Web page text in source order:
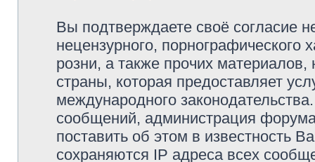
Вы подтверждаете своё согласие
нецензурного, порнографического
розни, а также прочих
страны, которая предоставляет
международного
сообщений, администрация
поставить об этом в известность
сохраняются IP адреса всех